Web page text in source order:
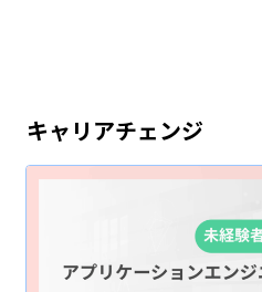
キャリアチェンジ